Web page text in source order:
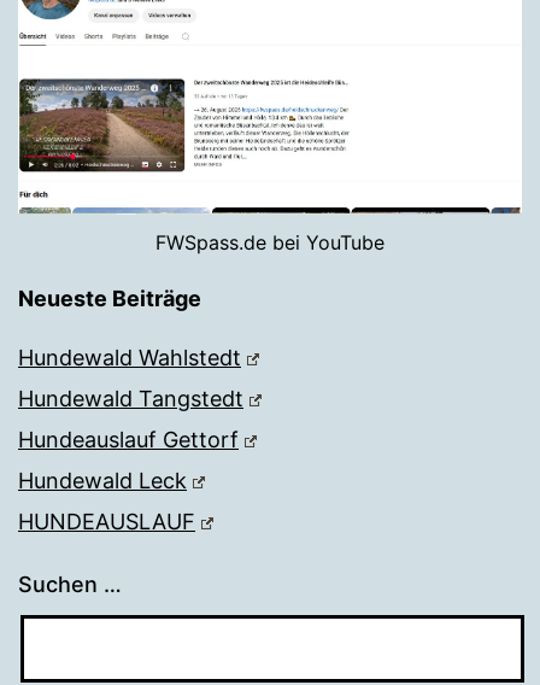
FWSpass.de bei YouTube
Neueste Beiträge
Hundewald Wahlstedt
Hundewald Tangstedt
Hundeauslauf Gettorf
Hundewald Leck
HUNDEAUSLAUF
Suchen …